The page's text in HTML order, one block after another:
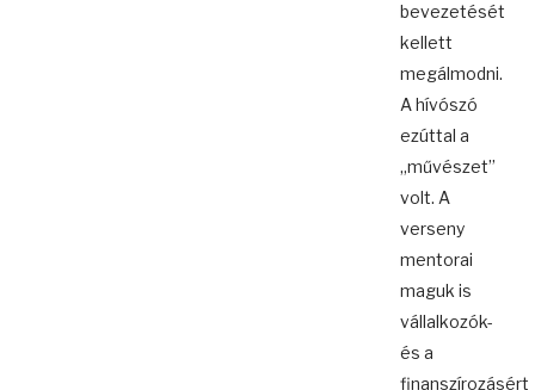
bevezetését
kellett
megálmodni.
A hívószó
ezúttal a
„művészet”
volt. A
verseny
mentorai
maguk is
vállalkozók-
és a
finanszírozásért